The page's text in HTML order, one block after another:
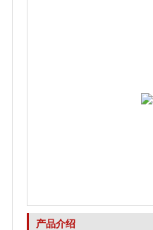
产品介绍